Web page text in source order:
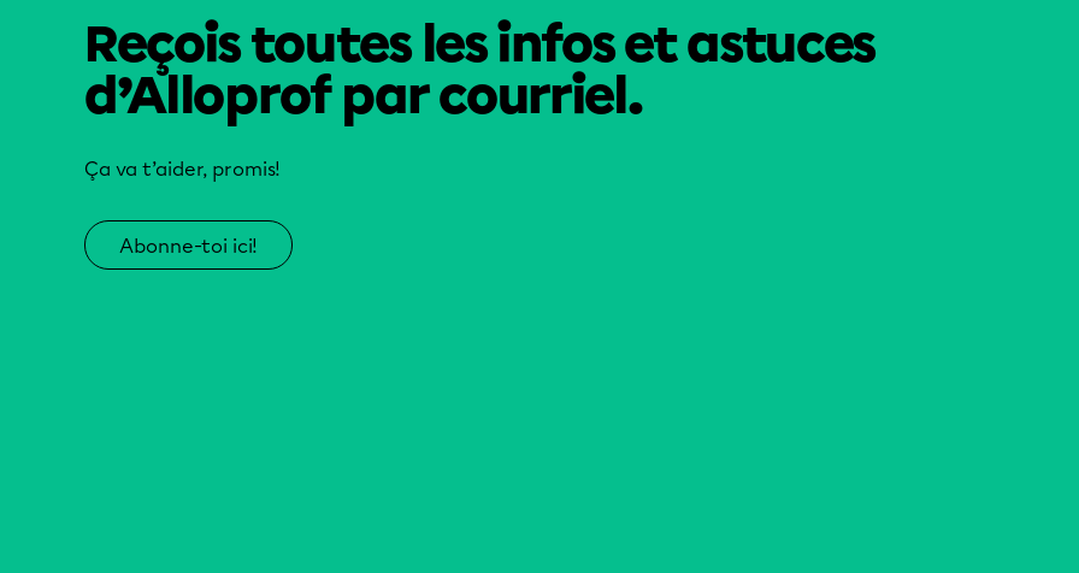
Reçois toutes les infos et astuces
d’Alloprof par courriel.
Ça va t’aider, promis!
Abonne-toi ici!